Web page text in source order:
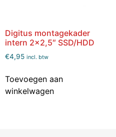
Digitus montagekader
intern 2×2,5″ SSD/HDD
€4,95 incl. btw
Toevoegen aan
winkelwagen